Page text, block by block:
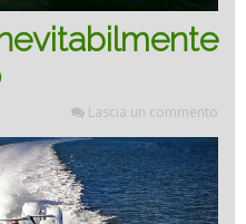
Lascia un commento